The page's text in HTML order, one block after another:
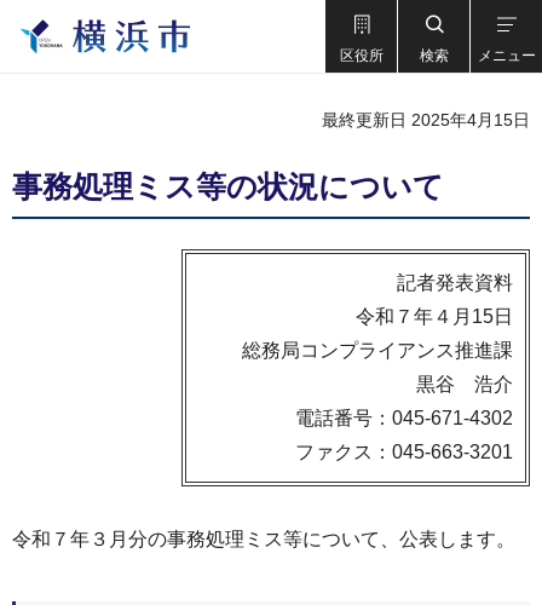
区役所 検索 メニュー
最終更新日 2025年4月15日
事務処理ミス等の状況について
記者発表資料
令和７年４月15日
総務局コンプライアンス推進課
黒谷 浩介
電話番号：045-671-4302
ファクス：045-663-3201
令和７年３月分の事務処理ミス等について、公表します。